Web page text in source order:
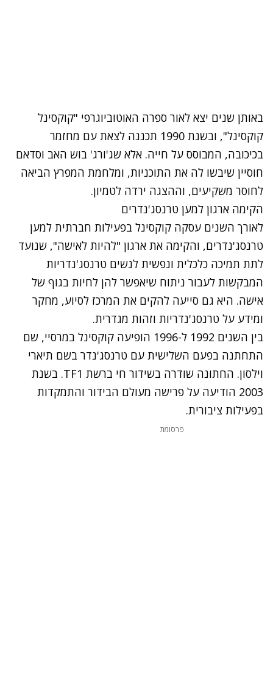
באותן שנים יצא לאור ספרה האוטוביוגרפי "קוקסינל
קוקסינל", ובשנת 1990 תכננה לצאת עם מחזמר
בכיכובה, המבוסס על חייה. אלא שג'ורג' בוש האב וסדאם
חוסיין שיבשו לה את התוכניות, ומלחמת המפרץ הביאה
לחוסר משקיעים, וההצגה ירדה לטמיון.
הקימה ארגון למען טרנסג'נדרים
לאורך השנים עסקה קוקסינל בפעילות חברתית למען
טרנסג'נדרים, והקימה את ארגון "להיות לאישה", שנועד
לתת תמיכה כלכלית ונפשית לנשים טרנסג'נדריות
המבקשות לעבור ניתוח שיאפשר להן לחיות בגוף של
אישה. היא גם סייעה להקים את המרכז לסיוע, מחקר
ומידע על טרנסג'נדריות וזהות מגדרית.
בין השנים 1992 ל-1996 הופיעה קוקסינל במרסיי, שם
התחתנה בפעם השלישית עם טרנסג'נדר בשם תיארי
וילסון. החתונה שודרה בשידור חי ברשת TF1. בשנת
2003 הודיעה על פרישה מעולם הבידור והתמקדות
בפעילות ציבורית.
פרסומת